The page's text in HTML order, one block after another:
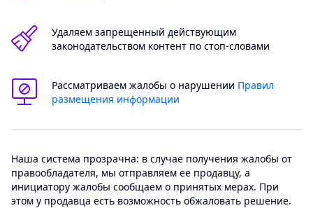
Удаляем запрещенный действующим
законодательством контент по стоп-словами
Рассматриваем жалобы о нарушении Правил
размещения информации
Наша система прозрачна: в случае получения жалобы от
правообладателя, мы отправляем ее продавцу, а
инициатору жалобы сообщаем о принятых мерах. При
этом у продавца есть возможность обжаловать решение.